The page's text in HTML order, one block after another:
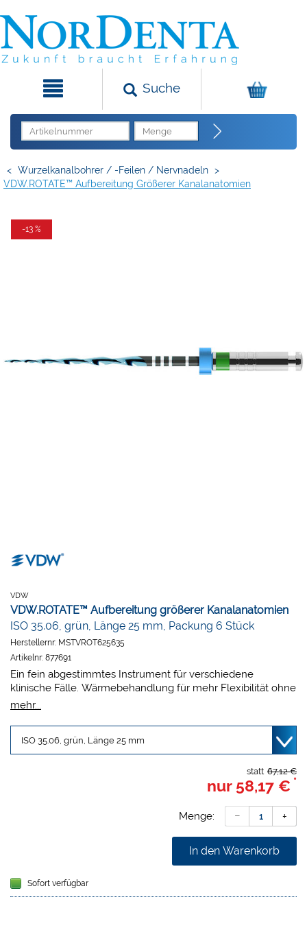
Suche
< Wurzelkanalbohrer / -Feilen / Nervnadeln >
VDW.ROTATE™ Aufbereitung Größerer Kanalanatomien
-13 %
VDW
VDW.ROTATE™ Aufbereitung größerer Kanalanatomien
ISO 35.06, grün, Länge 25 mm, Packung 6 Stück
Herstellernr: MSTVROT625635
Artikelnr: 877691
Ein fein abgestimmtes Instrument für verschiedene
klinische Fälle. Wärmebehandlung für mehr Flexibilität ohne
Einbußen bei der Schneidleistung: Macht die Feile
das Risiko eines Feilenbruchs. Angepasster S-Querschnitt
für eine höhere Schneidleistung: Gewährleistet, dass
Ablagerungen wirksam entfernt werden, sorgt für Kontrolle
über das Instrument und ermöglicht eine schnelle,
gründliche und sichere Aufbereitung. Höhere Flexibilität für
VDW.ROTATE verringert die Verlagerung des Wurzelkanals
mehr...
67,12 €
statt
nur 58,17 € *
Menge:
In den Warenkorb
Sofort verfügbar